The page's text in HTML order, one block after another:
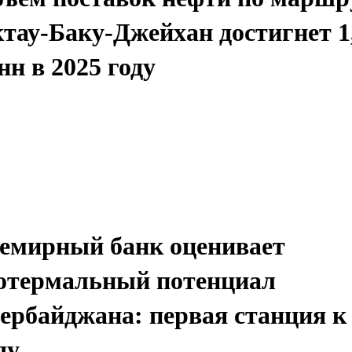
Баку-Джейхан достигнет
в 2025 году
банк оценивает
потенциал
первая станция к